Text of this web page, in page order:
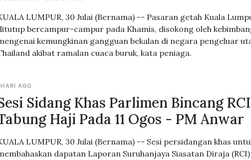
LUMPUR, 30 Julai (Bernama) -- Pasaran getah Kuala
bercampur-campur pada Khamis, disokong oleh
kemungkinan gangguan bekalan di negara pengeluar
akibat ramalan cuaca buruk, kata peniaga.
AGO
Sidang Khas Parlimen Bincang RCI
Haji Pada 11 Ogos - PM Anwar
LUMPUR, 30 Julai (Bernama) -- Sesi persidangan khas
dapatan Laporan Suruhanjaya Siasatan Diraja (RCI)